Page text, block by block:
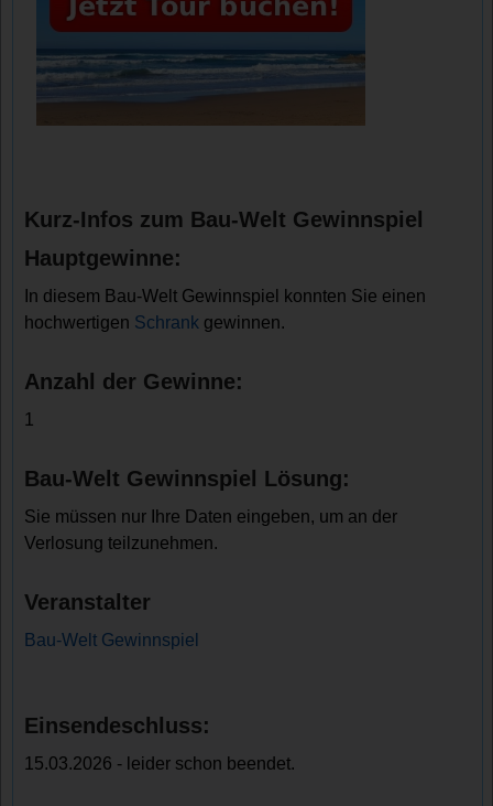
Kurz-Infos zum Bau-Welt Gewinnspiel
Hauptgewinne:
In diesem Bau-Welt Gewinnspiel konnten Sie einen
hochwertigen Schrank gewinnen.
Anzahl der Gewinne:
1
Bau-Welt Gewinnspiel Lösung:
Sie müssen nur Ihre Daten eingeben, um an der
Verlosung teilzunehmen.
Veranstalter
Bau-Welt Gewinnspiel
Einsendeschluss:
15.03.2026 - leider schon beendet.